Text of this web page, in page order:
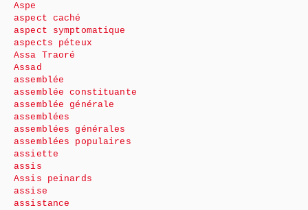
Aspe
aspect caché
aspect symptomatique
aspects péteux
Assa Traoré
Assad
assemblée
assemblée constituante
assemblée générale
assemblées
assemblées générales
assemblées populaires
assiette
assis
Assis peinards
assise
assistance